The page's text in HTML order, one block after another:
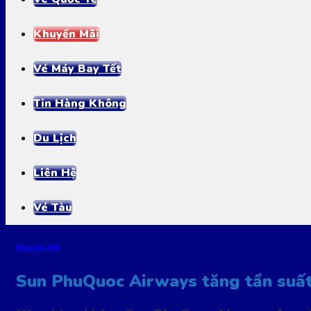
Khuyến Mãi
Vé Máy Bay Tết
Tin Hàng Không
Du Lịch
Liên Hệ
Vé Tàu
Khuyến Mãi
Sun PhuQuoc Airways tăng tần